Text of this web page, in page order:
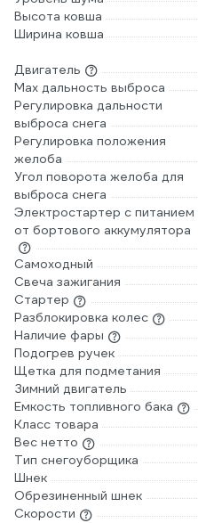
Высота ковша
Ширина ковша
Двигатель
Max дальность выброса
Регулировка дальности
выброса снега
Регулировка положения
желоба
Угол поворота желоба для
выброса снега
Электростартер с питанием
от бортового аккумулятора
Самоходный
Свеча зажигания
Стартер
Разблокировка колес
Наличие фары
Подогрев ручек
Щетка для подметания
Зимний двигатель
Емкость топливного бака
Класс товара
Вес нетто
Тип снегоуборщика
Шнек
Обрезиненный шнек
Скорости